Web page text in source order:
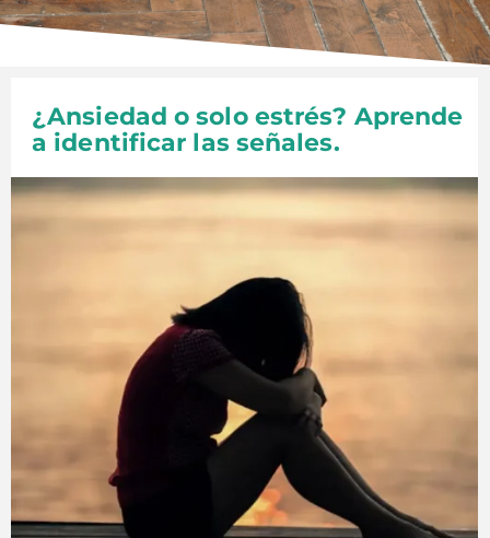
¿Ansiedad o solo estrés? Aprende
a identificar las señales.